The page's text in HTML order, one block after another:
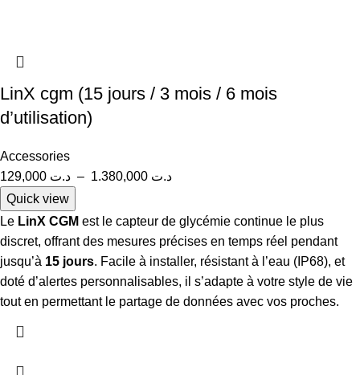
LinX cgm (15 jours / 3 mois / 6 mois
d’utilisation)
Accessories
د.ت – د.ت
Quick view
Le LinX CGM est le capteur de glycémie continue le plus
discret, offrant des mesures précises en temps réel pendant
jusqu’à 15 jours. Facile à installer, résistant à l’eau (IP68), et
doté d’alertes personnalisables, il s’adapte à votre style de vie
tout en permettant le partage de données avec vos proches.